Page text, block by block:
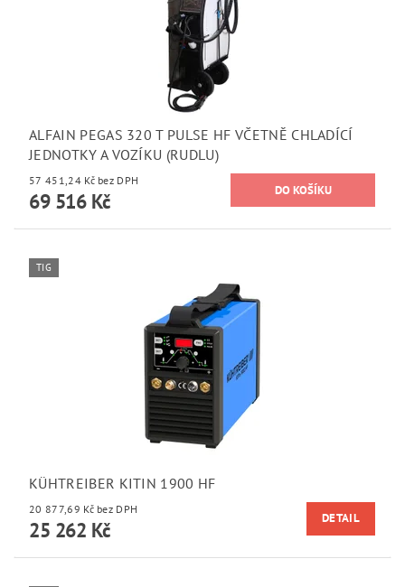
ALFAIN PEGAS 320 T PULSE HF VČETNĚ CHLADÍCÍ
JEDNOTKY A VOZÍKU (RUDLU)
57 451,24 Kč bez DPH
69 516 Kč
TIG
KÜHTREIBER KITIN 1900 HF
20 877,69 Kč bez DPH
25 262 Kč DETAIL